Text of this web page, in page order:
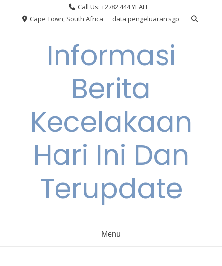
Call Us: +2782 444 YEAH
Cape Town, South Africa
data pengeluaran sgp
Informasi
Berita
Kecelakaan
Hari Ini Dan
Terupdate
Menu